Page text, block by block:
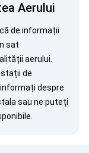
Aerului
de informații
sat
aerului.
de
despre
sau ne puteți